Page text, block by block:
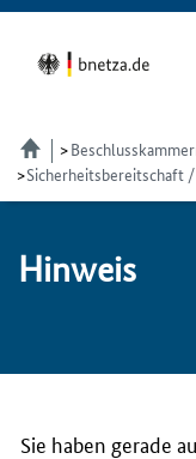
Sicherheitsbereitschaft
Hin­weis
Sie haben gerade